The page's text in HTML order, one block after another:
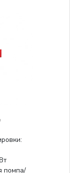
помпа/